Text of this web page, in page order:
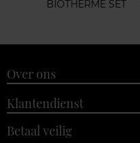
BIOTHERME SET
Over ons
Klantendienst
Betaal veilig